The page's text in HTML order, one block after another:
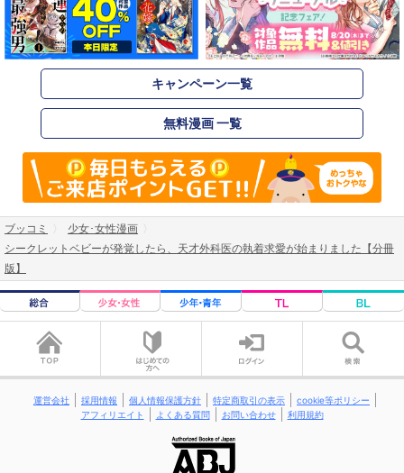
キャンペーン一覧
無料漫画 一覧
ブッコミ
少女･女性漫画
シークレットベビーが発覚したら、天才外科医の執着求愛が始まりました【分冊
版】
運営会社 採用情報 個人情報保護方針 特定商取引の表示
cookie等ポリシー
アフィリエイト
よくある質問 お問い合わせ 利用規約